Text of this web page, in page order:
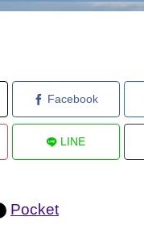
Facebook
LINE
Pocket